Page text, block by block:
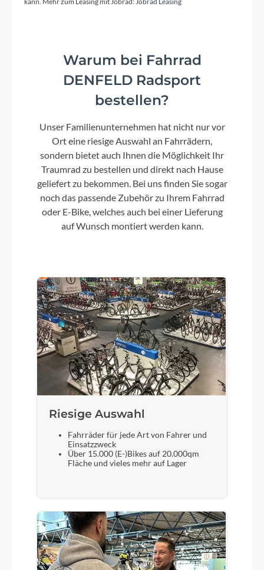
Vorderrad Nabe
Umwerfer
Sram, Eagle 70 T-Type 12s
Laufradgröße
29" / 27,5"
Schalthebel
Sram, Triggershift, Eagle 70 T-Type Single Click
Trigger
Sattel
Prologo, MTB, Proxim Nembo Steel rail 145 mm
Gabel
Rockshox, ZEB Select Charger RC, Boost,
Sattelstütze
Tranz X, Dropperpost, MTB +RAD JD-YSI35, Dia.
34.9 mm, Travel: 160 mm
Warum bei Fahrrad
DENFELD Radsport
bestellen?
Unser Familienunternehmen hat nicht nur vor
Ort eine riesige Auswahl an Fahrrädern,
sondern bietet auch Ihnen die Möglichkeit Ihr
Traumrad zu bestellen und direkt nach Hause
geliefert zu bekommen. Bei uns finden Sie sogar
noch das passende Zubehör zu Ihrem Fahrrad
oder E-Bike, welches auch bei einer Lieferung
auf Wunsch montiert werden kann.
Riesige Auswahl
Fahrräder für jede Art von Fahrer und
Einsatzzweck
Über 15.000 (E-)Bikes auf 20.000qm
Fläche und vieles mehr auf Lager